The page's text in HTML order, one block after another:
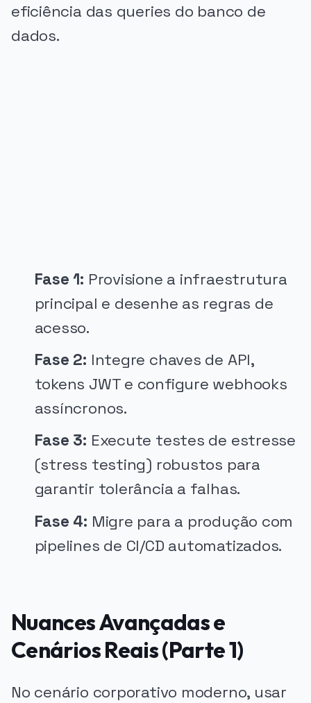
eficiência das queries do banco de
dados.
Fase 1: Provisione a infraestrutura
principal e desenhe as regras de
acesso.
Fase 2: Integre chaves de API,
tokens JWT e configure webhooks
assíncronos.
Fase 3: Execute testes de estresse
(stress testing) robustos para
garantir tolerância a falhas.
Fase 4: Migre para a produção com
pipelines de CI/CD automatizados.
Nuances Avançadas e
Cenários Reais (Parte 1)
No cenário corporativo moderno, usar